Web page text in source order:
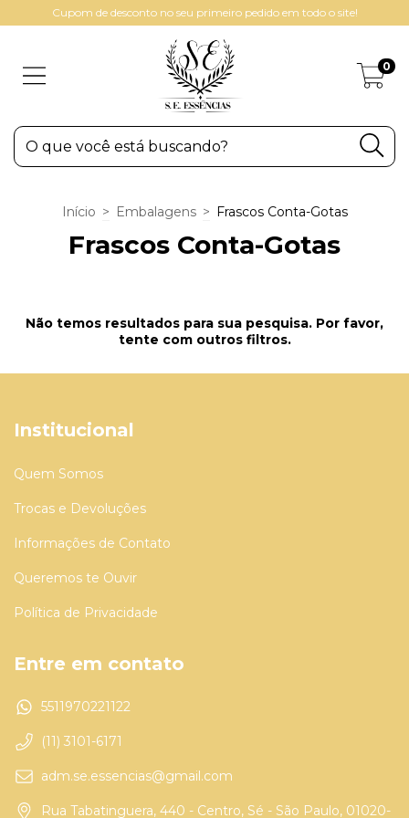
Cupom de desconto no seu primeiro pedido em todo o site!
0
Início > Embalagens > Frascos Conta-Gotas
Frascos Conta-Gotas
Não temos resultados para sua pesquisa. Por favor,
tente com outros filtros.
Institucional
Quem Somos
Trocas e Devoluções
Informações de Contato
Queremos te Ouvir
Política de Privacidade
Entre em contato
5511970221122
(11) 3101-6171
adm.se.essencias@gmail.com
Rua Tabatinguera, 440 - Centro, Sé - São Paulo, 01020-